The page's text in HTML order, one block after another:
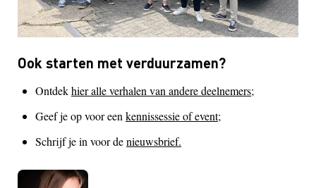
Ook starten met verduurzamen?
Ontdekhier alle verhalen van andere deelnemers;
Geef je op voor een kennissessie of event;
Schrijf je in voor denieuwsbrief.